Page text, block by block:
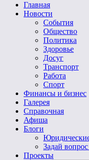
Главная
Новости
События
Общество
Политика
Здоровье
Досуг
Транспорт
Работа
Спорт
Финансы и бизнес
Галерея
Справочная
Афиша
Блоги
Задай
Проекты